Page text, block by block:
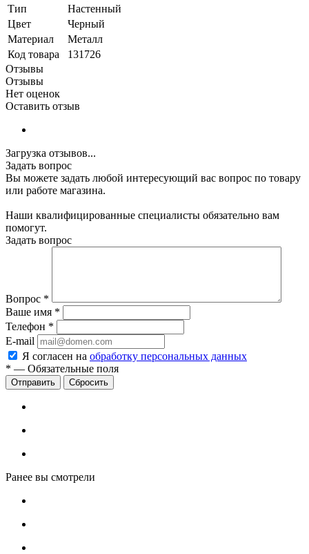
Тип
Настенный
Цвет
Черный
Материал
Металл
Код товара
131726
Отзывы
Отзывы
Нет оценок
Оставить отзыв
Загрузка отзывов...
Задать вопрос
Вы можете задать любой интересующий вас вопрос по товару
или работе магазина.
Наши квалифицированные специалисты обязательно вам
помогут.
Задать вопрос
Вопрос *
Ваше имя *
Телефон *
E-mail
Я согласен на обработку персональных данных
* — Обязательные поля
Сбросить
Ранее вы смотрели